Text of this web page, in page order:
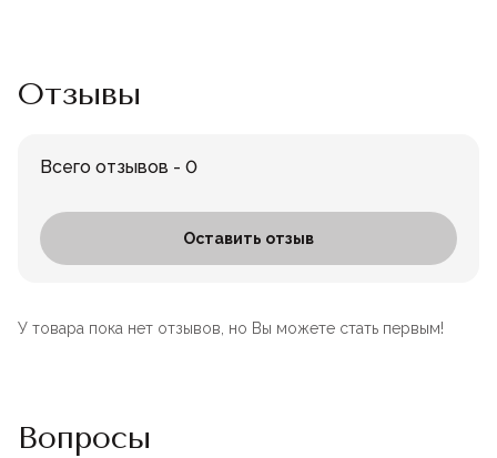
Отзывы
Всего отзывов - 0
Оставить отзыв
У товара пока нет отзывов, но Вы можете стать первым!
Вопросы